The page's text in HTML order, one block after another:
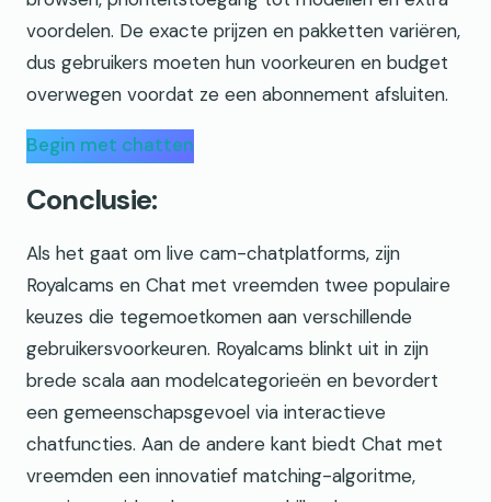
voordelen. De exacte prijzen en pakketten variëren,
dus gebruikers moeten hun voorkeuren en budget
overwegen voordat ze een abonnement afsluiten.
Begin met chatten
Conclusie:
Als het gaat om live cam-chatplatforms, zijn
Royalcams en Chat met vreemden twee populaire
keuzes die tegemoetkomen aan verschillende
gebruikersvoorkeuren. Royalcams blinkt uit in zijn
brede scala aan modelcategorieën en bevordert
een gemeenschapsgevoel via interactieve
chatfuncties. Aan de andere kant biedt Chat met
vreemden een innovatief matching-algoritme,